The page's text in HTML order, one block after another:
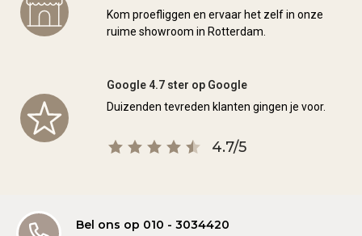
Kom proefliggen en ervaar het zelf in onze
ruime showroom in Rotterdam.
Google 4.7 ster op Google
Duizenden tevreden klanten gingen je voor.
4.7/5
Bel ons op 010 - 3034420